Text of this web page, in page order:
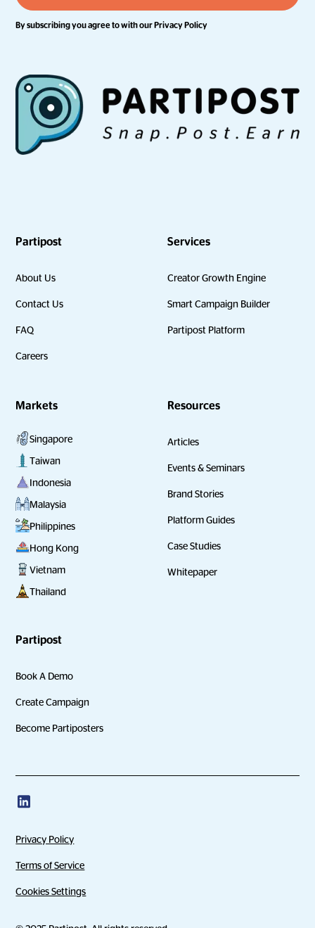
By subscribing you agree to with ourPrivacy Policy
Partipost
About Us
Contact Us
FAQ
Careers
Services
Creator Growth Engine
Smart Campaign Builder
Partipost Platform
Markets
Singapore
Taiwan
Indonesia
Malaysia
Philippines
Hong Kong
Vietnam
Thailand
Resources
Articles
Events & Seminars
Brand Stories
Platform Guides
Case Studies
Whitepaper
Partipost
Book A Demo
Create Campaign
Become Partiposters
Privacy Policy
Terms of Service
Cookies Settings